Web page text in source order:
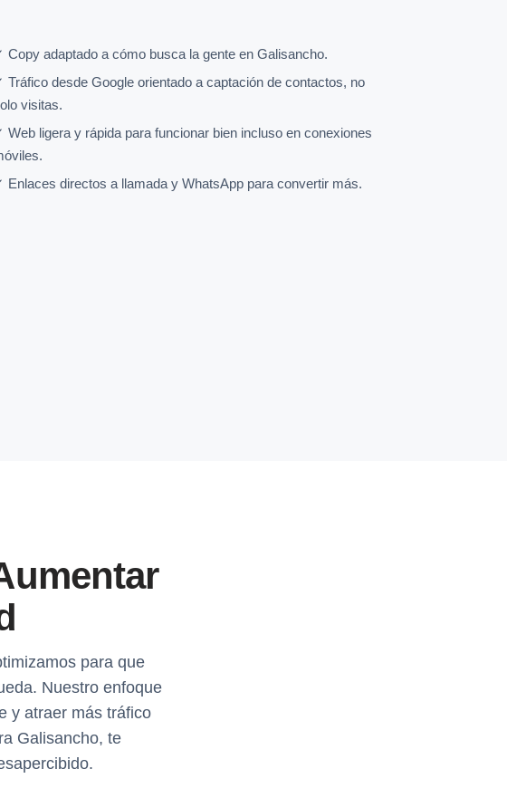
Copy adaptado a cómo busca la gente en Galisancho.
Tráfico desde Google orientado a captación de contactos, no
visitas.
Web ligera y rápida para funcionar bien incluso en conexiones
Enlaces directos a llamada y WhatsApp para convertir más.
para que
Nuestro enfoque
y atraer más tráfico
Galisancho, te